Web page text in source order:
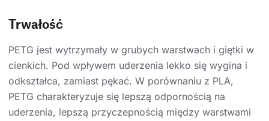
Trwałość
PETG jest wytrzymały w grubych warstwach i giętki w
cienkich. Pod wpływem uderzenia lekko się wygina i
odkształca, zamiast pękać. W porównaniu z PLA,
PETG charakteryzuje się lepszą odpornością na
uderzenia, lepszą przyczepnością między warstwami